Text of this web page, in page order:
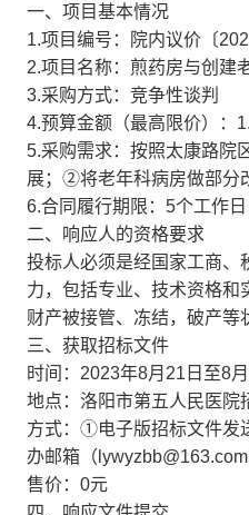
一、项目基本情况
1.项目编号：院内议价〔
2.项目名称：煎药房与创建
3.采购方式：竞争性谈判
4.预算金额（最高限价）：
5.采购需求：按照太康路院
展；②将老年科病房做部分
6.合同履行期限：5个工作日
二、响应人的资格要求
投标人必须是经国家工商、
力，包括专业、技术资格和
财产被接管、冻结，破产等
三、获取招标文件
时间：2023年8月21日至8
地点：洛阳市第五人民医院
方式：①电子版招标文件发
办邮箱（
售价：0元